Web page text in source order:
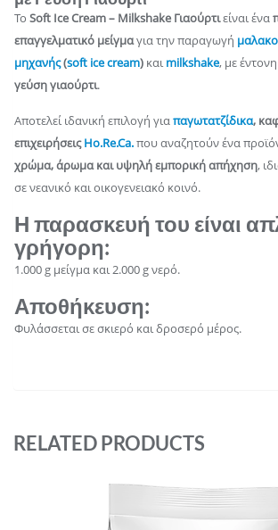
Το Soft Ice Cream – Milkshake Γιαούρτιείναι ένα
επαγγελματικό μείγμαγια την παραγωγή
μηχανής(soft ice cream) καιmilkshake, με
γεύσηγιαούρτι.
Αποτελεί ιδανική επιλογή γιαπαγωτατζίδικα,
επιχειρήσειςHo.Re.Ca.που αναζητούν ένα
χρώμα, άρωμα και υψηλή εμπορική απήχηση,
σε νεανικό και οικογενειακό κοινό.
Η παρασκευή του είναι
γρήγορη:
1.000 g μείγμα και 2.000 g νερό.
Αποθήκευση:
Φυλάσσεται σε σκιερό και δροσερό μέρος.
RELATED PRODUCTS